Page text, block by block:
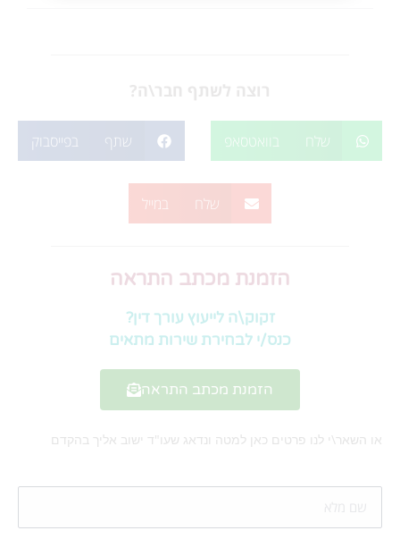
שלח בוואטסאפ שתף בפייסבוק
שלח במייל
הזמנת מכתב התראה
זקוק\ה לייעוץ עורך דין?
כנס/י לבחירת שירות מתאים
הזמנת מכתב התראה
או השאר\י לנו פרטים כאן למטה ונדאג שעו"ד ישוב אליך בהקדם